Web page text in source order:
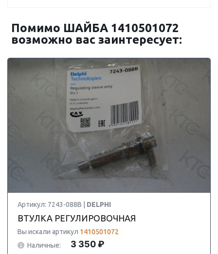
Помимо ШАЙБА 1410501072
возможно вас заинтересует:
Артикул: 7243-088B | DELPHI
ВТУЛКА РЕГУЛИРОВОЧНАЯ
Вы искали артикул 1410501072
Наличные:
3 350 ₽